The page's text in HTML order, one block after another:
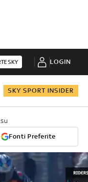
SKY LOGIN
SKY SPORT INSIDER
Fonti Preferite